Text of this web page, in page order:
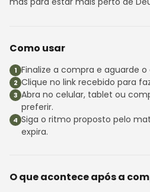
Como usar
Finalize a compra e aguarde
Clique no link recebido para
Abra no celular, tablet ou
preferir.
Siga o ritmo proposto pelo
expira.
O que acontece após a